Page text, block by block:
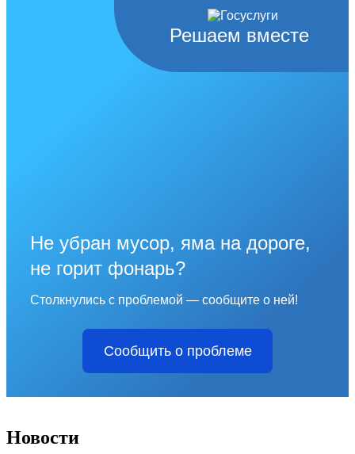
Решаем вместе
Не убран мусор, яма на дороге,
не горит фонарь?
Столкнулись с проблемой — сообщите о ней!
Сообщить о проблеме
Новости